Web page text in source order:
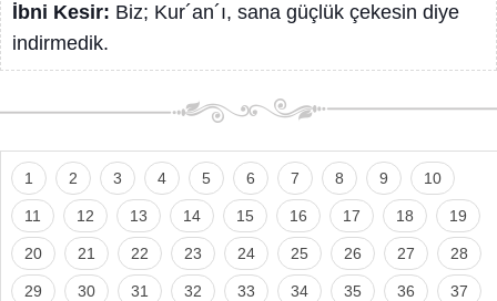
İbni Kesir: Biz; Kur´an´ı, sana güçlük çekesin diye
indirmedik.
1 2 3 4 5 6 7 8 9 10
11 12 13 14 15 16 17 18 19
20 21 22 23 24 25 26 27 28
29 30 31 32 33 34 35 36 37